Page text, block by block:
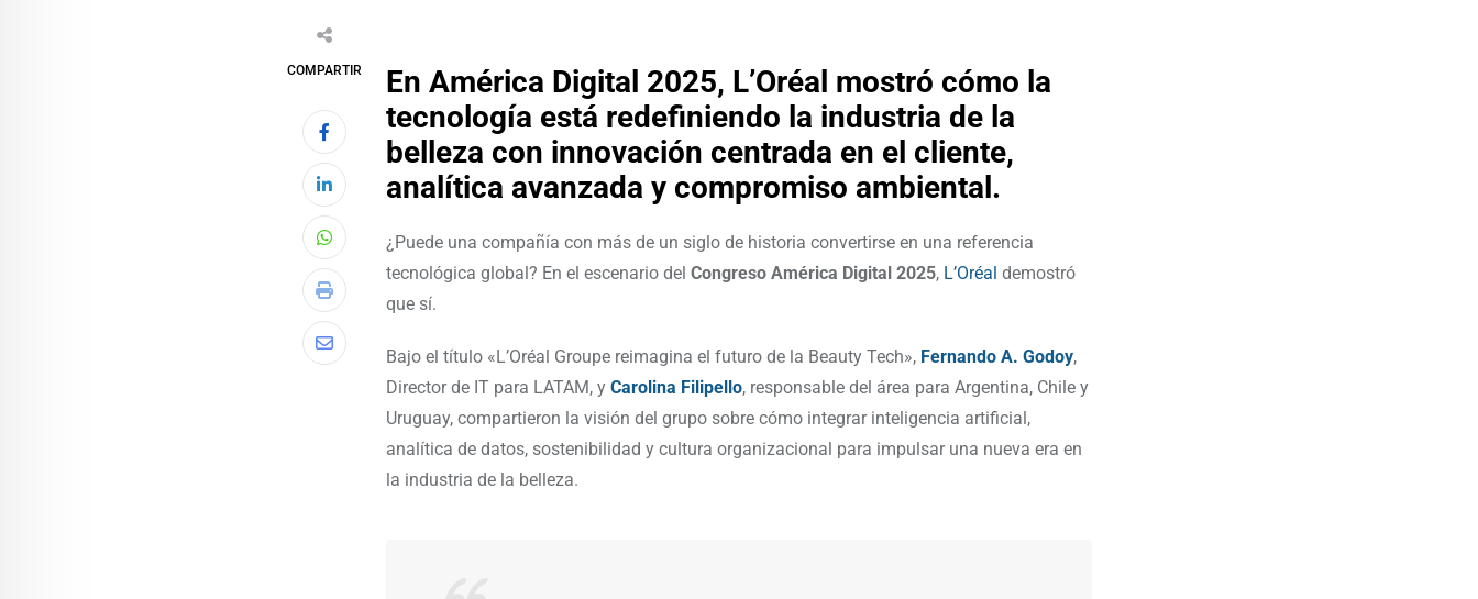
COMPARTIR
En América Digital 2025, L’Oréal mostró cómo la
tecnología está redefiniendo la industria de la
belleza con innovación centrada en el cliente,
analítica avanzada y compromiso ambiental.
¿Puede una compañía con más de un siglo de historia convertirse en una referencia
tecnológica global? En el escenario del Congreso América Digital 2025, L’Oréal demostró
que sí.
Bajo el título «L’Oréal Groupe reimagina el futuro de la Beauty Tech», Fernando A. Godoy,
Director de IT para LATAM, y Carolina Filipello, responsable del área para Argentina, Chile y
Uruguay, compartieron la visión del grupo sobre cómo integrar inteligencia artificial,
analítica de datos, sostenibilidad y cultura organizacional para impulsar una nueva era en
la industria de la belleza.